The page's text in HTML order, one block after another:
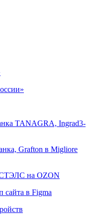
TANAGRA, Ingrad3-
Grafton в Migliore
на OZON
в Figma